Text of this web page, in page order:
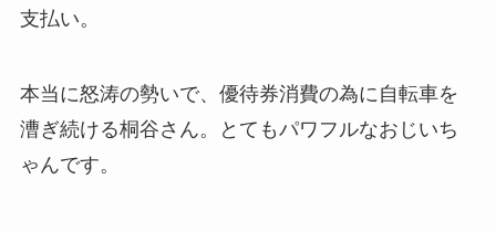
支払い。
本当に怒涛の勢いで、優待券消費の為に自転車を
漕ぎ続ける桐谷さん。とてもパワフルなおじいち
ゃんです。